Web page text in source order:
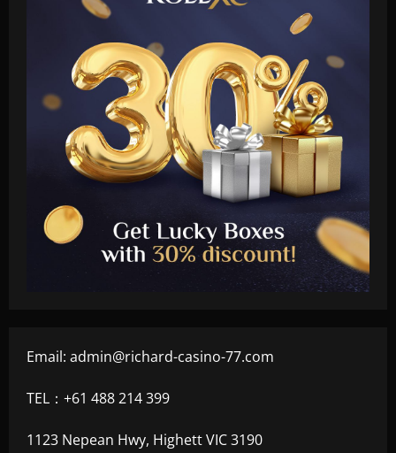
Email: admin@richard-casino-77.com
TEL：+61 488 214 399
1123 Nepean Hwy, Highett VIC 3190